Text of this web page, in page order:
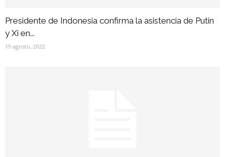
Presidente de Indonesia confirma la asistencia de Putin
y Xi en...
19 agosto, 2022